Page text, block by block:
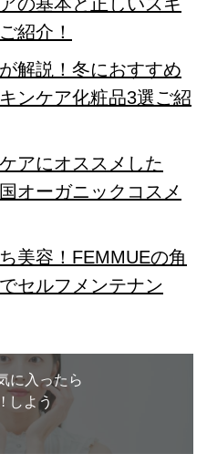
紹介！
解説！冬におすすめ
ンケア化粧品3選ご紹
アにオススメした
オーガニックコスメ
美容！FEMMUEの角
セルフメンテナン
に入ったら
しよう